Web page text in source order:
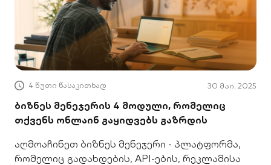
4 წუთი წასაკითხად 30 მაი. 2025
ბიზნეს მენეჯერის 4 მოდული, რომელიც
თქვენს ონლაინ გაყიდვებს გაზრდის
აღმოაჩინეთ ბიზნეს მენეჯერი - პლატფორმა,
რომელიც გადახდების, API-ების, რეკლამისა